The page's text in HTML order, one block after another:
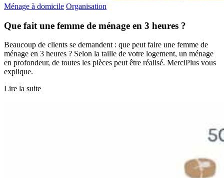
Ménage à domicile Organisation
Que fait une femme de ménage en 3 heures ?
Beaucoup de clients se demandent : que peut faire une femme de
ménage en 3 heures ? Selon la taille de votre logement, un ménage
en profondeur, de toutes les pièces peut être réalisé. MerciPlus vous
explique.
Lire la suite